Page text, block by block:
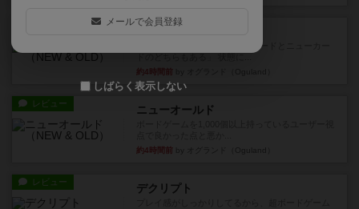
ゲーム終了時に、「オールドカードとニューカー
約4時間前
レビュー ニューオールド
約4時間前
レビュー デクリプト
メールで会員登録
しばらく表示しない